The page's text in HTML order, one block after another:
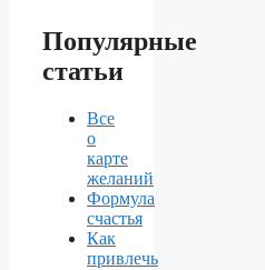
Популярные
статьи
Все
о
карте
желаний
Формула
счастья
Как
привлечь